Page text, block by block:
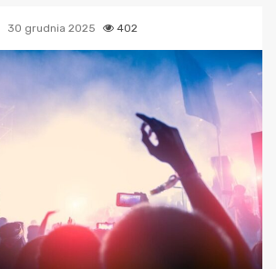
30 grudnia 2025 402